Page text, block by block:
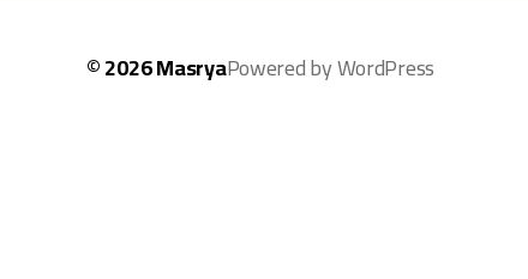
© 2026MasryaPowered by WordPress